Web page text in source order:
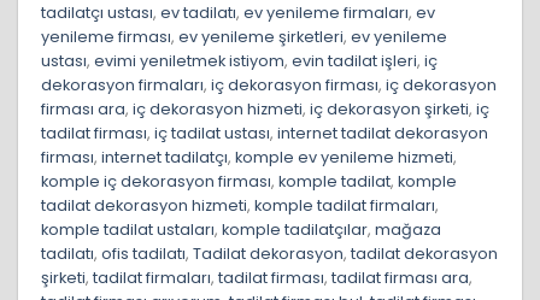
tadilatçı ustası,ev tadilatı,ev yenileme firmaları,ev
yenileme firması,ev yenileme şirketleri,ev yenileme
ustası,evimi yeniletmek istiyom,evin tadilat işleri,iç
dekorasyon firmaları,iç dekorasyon firması,iç dekorasyon
firması ara,iç dekorasyon hizmeti,iç dekorasyon şirketi,iç
tadilat firması,iç tadilat ustası,internet tadilat dekorasyon
firması,internet tadilatçı,komple ev yenileme hizmeti,
komple iç dekorasyon firması,komple tadilat,komple
tadilat dekorasyon hizmeti,komple tadilat firmaları,
komple tadilat ustaları,komple tadilatçılar,mağaza
tadilatı,ofis tadilatı,Tadilat dekorasyon,tadilat dekorasyon
şirketi,tadilat firmaları,tadilat firması,tadilat firması ara,